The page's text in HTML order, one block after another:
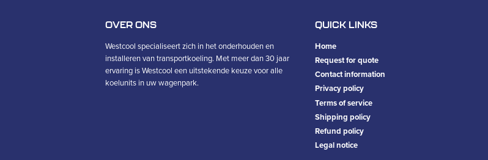
OVER ONS
Westcool specialiseert zich in het onderhouden en
installeren van transportkoeling. Met meer dan 30 jaar
ervaring is Westcool een uitstekende keuze voor alle
koelunits in uw wagenpark.
QUICK LINKS
Home
Request for quote
Contact information
Privacy policy
Terms of service
Shipping policy
Refund policy
Legal notice